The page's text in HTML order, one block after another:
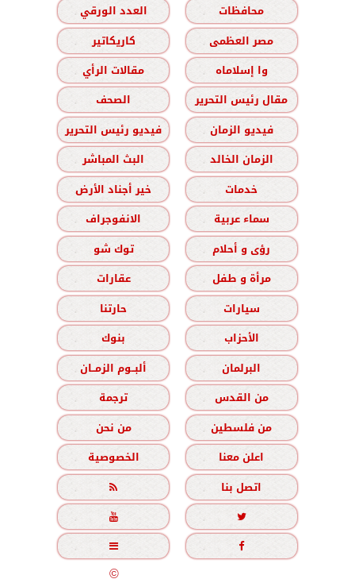
محافظات
العدد الورقي
مصر العظمى
كاريكاتير
وا إسلاماه
مقالات الرأي
مقال رئيس التحرير
الصحف
فيديو الزمان
فيديو رئيس التحرير
الزمان الخالد
البث المباشر
خدمات
خير أجناد الأرض
سماء عربية
الانفوجراف
رؤى و أحلام
توك شو
مرأة و طفل
عقارات
سيارات
حارتنا
الأحزاب
بنوك
البرلمان
ألبــوم الزمــان
من القدس
ترجمة
من فلسطين
من نحن
اعلن معنا
الخصوصية
اتصل بنا





جميع الحقوق محفوظة©